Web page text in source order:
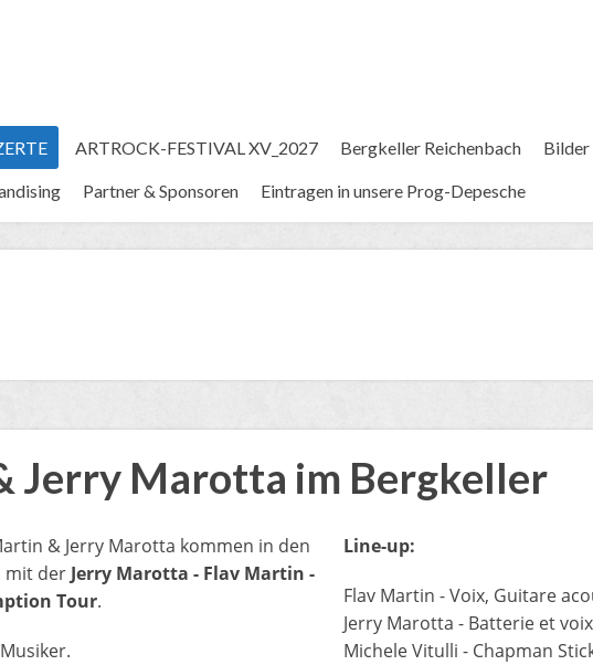
ARTROCK-FESTIVAL XV_2027 Bergkeller Reichenbach
Partner & Sponsoren Eintragen in unsere Prog-Depesche
Jerry Marotta im Bergkeller
& Jerry Marotta kommen in den
mit der Jerry Marotta - Flav Martin -
Tour.
Line-up:
​Flav Martin - Voix, Guitare
Jerry Marotta - Batterie et voix
Michele Vitulli - Chapman